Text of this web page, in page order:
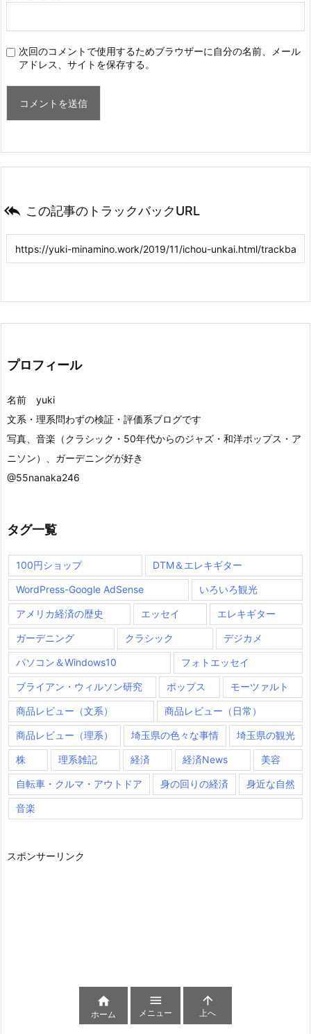
次回のコメントで使用するためブラウザーに自分の名前、メール
アドレス、サイトを保存する。
 この記事のトラックバックURL
プロフィール
名前 yuki
文系・理系問わずの検証・評価系ブログです
写真、音楽（クラシック・50年代からのジャズ・和洋ポップス・ア
ニソン）、ガーデニングが好き
@55nanaka246
タグ一覧
100円ショップ DTM＆エレキギター
WordPress-Google AdSense いろいろ観光
アメリカ経済の歴史 エッセイ エレキギター
ガーデニング クラシック デジカメ
パソコン＆Windows10 フォトエッセイ
ブライアン・ウィルソン研究 ポップス モーツァルト
商品レビュー（文系） 商品レビュー（日常）
商品レビュー（理系） 埼玉県の色々な事情 埼玉県の観光
株 理系雑記 経済 経済News 美容
自転車・クルマ・アウトドア 身の回りの経済 身近な自然
音楽
スポンサーリンク

ホーム

メニュー

上へ